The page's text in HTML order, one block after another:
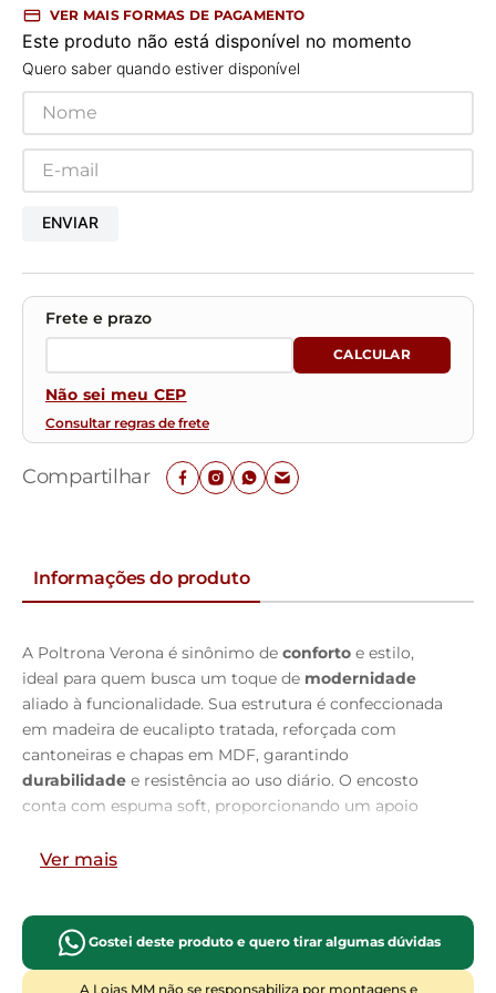
VER MAIS FORMAS DE PAGAMENTO
Este produto não está disponível no momento
Quero saber quando estiver disponível
ENVIAR
Não sei meu CEP
Consultar regras de frete
Compartilhar
Informações do produto
A Poltrona Verona é sinônimo de conforto e estilo,
ideal para quem busca um toque de modernidade
aliado à funcionalidade. Sua estrutura é confeccionada
em madeira de eucalipto tratada, reforçada com
cantoneiras e chapas em MDF, garantindo
durabilidade e resistência ao uso diário. O encosto
conta com espuma soft, proporcionando um apoio
relaxamento. Já o assento é composto por espuma D-
se por longos períodos.
Os braços da Poltrona Verona são preenchidos com
Ver mais
Gostei deste produto e quero tirar algumas dúvidas
A Lojas MM não se responsabiliza por montagens e